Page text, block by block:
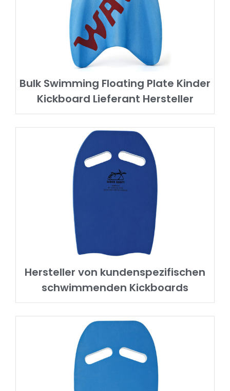
Bulk Swimming Floating Plate Kinder
Kickboard Lieferant Hersteller
Hersteller von kundenspezifischen
schwimmenden Kickboards